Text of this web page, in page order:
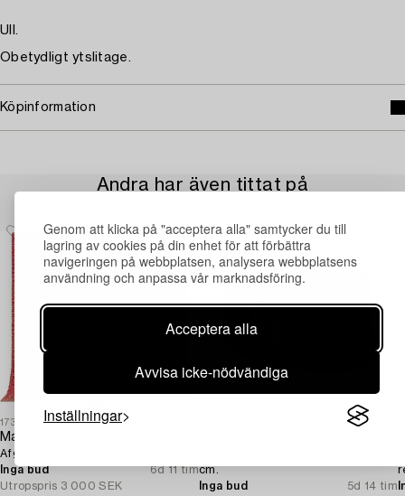
Genom att klicka på "acceptera alla" samtycker du till
lagring av cookies på din enhet för att förbättra
navigeringen på webbplatsen, analysera webbplatsens
användning och anpassa vår marknadsföring.
Acceptera alla
Avvisa icke-nödvändiga
Inställningar
Ull.
Obetydligt ytslitage.
Köpinformation
Andra har även tittat på
1730620
Matta,
Afgansk Kelim, ca 200 x 199 cm.
Inga bud
6d 11 tim
Utropspris 3 000 SEK
cm.
Inga bud
5d 14 tim